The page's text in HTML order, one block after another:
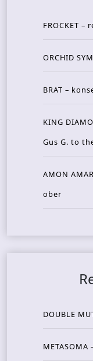
FROCKET
ORCHID
BRAT –
KING
Gus G. to
AMON
ober
DOUBLE
METASOMA